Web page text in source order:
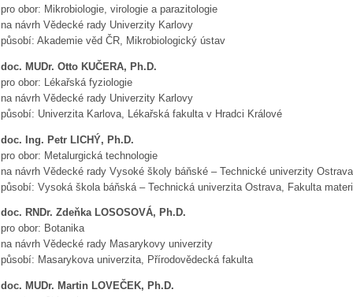
pro obor: Mikrobiologie, virologie a parazitologie
na návrh Vědecké rady Univerzity Karlovy
působí: Akademie věd ČR, Mikrobiologický ústav
doc. MUDr. Otto KUČERA, Ph.D.
pro obor: Lékařská fyziologie
na návrh Vědecké rady Univerzity Karlovy
působí: Univerzita Karlova, Lékařská fakulta v Hradci Králové
doc. Ing. Petr LICHÝ, Ph.D.
pro obor: Metalurgická technologie
na návrh Vědecké rady Vysoké školy báňské – Technické univerzity Ostrava
působí: Vysoká škola báňská – Technická univerzita Ostrava, Fakulta
doc. RNDr. Zdeňka LOSOSOVÁ, Ph.D.
pro obor: Botanika
na návrh Vědecké rady Masarykovy univerzity
působí: Masarykova univerzita, Přírodovědecká fakulta
doc. MUDr. Martin LOVEČEK, Ph.D.